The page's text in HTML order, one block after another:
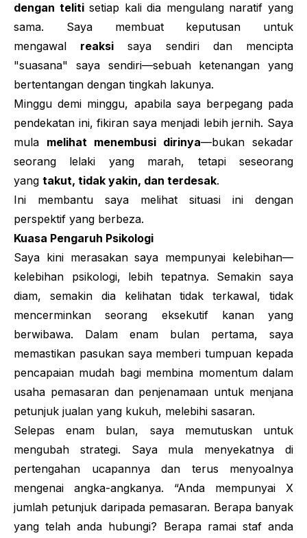
dengan telitisetiap kali dia mengulang naratif yang
sama. Saya membuat keputusan untuk
mengawal reaksi saya sendiri dan mencipta
"suasana" saya sendiri—sebuah ketenangan yang
bertentangan dengan tingkah lakunya.
Minggu demi minggu, apabila saya berpegang pada
pendekatan ini, fikiran saya menjadi lebih jernih. Saya
mula melihat menembusi dirinya—bukan sekadar
seorang lelaki yang marah, tetapi seseorang
yang takut, tidak yakin, dan terdesak.
Ini membantu saya melihat situasi ini dengan
perspektif yang berbeza.
Kuasa Pengaruh Psikologi
Saya kini merasakan saya mempunyai kelebihan—
kelebihan psikologi, lebih tepatnya. Semakin saya
diam, semakin dia kelihatan tidak terkawal, tidak
mencerminkan seorang eksekutif kanan yang
berwibawa. Dalam enam bulan pertama, saya
memastikan pasukan saya memberi tumpuan kepada
pencapaian mudah bagi membina momentum dalam
usaha pemasaran dan penjenamaan untuk menjana
petunjuk jualan yang kukuh, melebihi sasaran.
Selepas enam bulan, saya memutuskan untuk
mengubah strategi. Saya mula menyekatnya di
pertengahan ucapannya dan terus menyoalnya
mengenai angka-angkanya. “Anda mempunyai X
jumlah petunjuk daripada pemasaran. Berapa banyak
yang telah anda hubungi? Berapa ramai staf anda